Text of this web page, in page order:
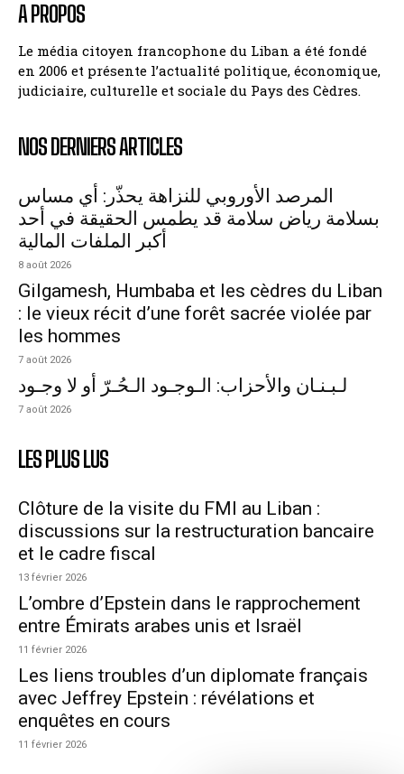
A PROPOS
Le média citoyen francophone du Liban a été fondé
en 2006 et présente l’actualité politique, économique,
judiciaire, culturelle et sociale du Pays des Cèdres.
NOS DERNIERS ARTICLES
المرصد الأوروبي للنزاهة يحذّر: أي مساس
بسلامة رياض سلامة قد يطمس الحقيقة في أحد
أكبر الملفات المالية
8 août 2026
Gilgamesh, Humbaba et les cèdres du Liban
: le vieux récit d’une forêt sacrée violée par
les hommes
7 août 2026
لـبـنـان والأحزاب: الـوجـود الـحُـرّ أو لا وجـود
7 août 2026
LES PLUS LUS
Clôture de la visite du FMI au Liban :
discussions sur la restructuration bancaire
et le cadre fiscal
13 février 2026
L’ombre d’Epstein dans le rapprochement
entre Émirats arabes unis et Israël
11 février 2026
Les liens troubles d’un diplomate français
avec Jeffrey Epstein : révélations et
enquêtes en cours
11 février 2026